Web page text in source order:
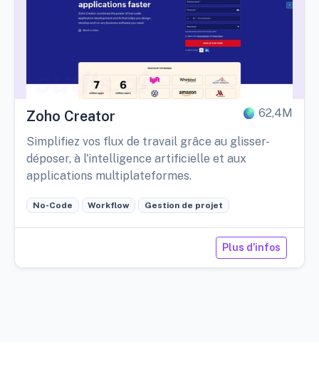
Zoho Creator 62,4M
Simplifiez vos flux de travail grâce au glisser-
déposer, à l'intelligence artificielle et aux
applications multiplateformes.
No-Code Workflow Gestion de projet
Plus d'infos